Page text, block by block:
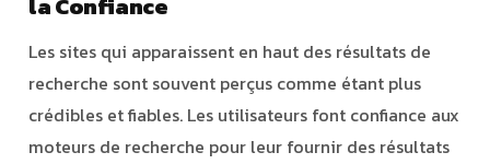
Les sites qui apparaissent en haut des résultats de
recherche sont souvent perçus comme étant plus
crédibles et fiables. Les utilisateurs font confiance aux
moteurs de recherche pour leur fournir des résultats